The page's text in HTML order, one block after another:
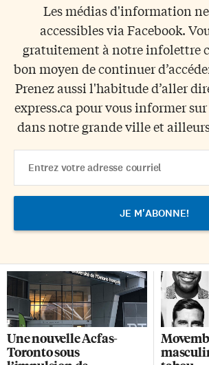
Les médias d'information
accessibles via Facebook.
gratuitement à notre infolettre
bon moyen de continuer
Prenez aussi l'habitude d’aller
express.ca pour vous informer sur
dans notre grande ville et
Address
Une nouvelle Acfas-
Toronto sous